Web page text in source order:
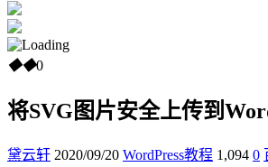
◆◆0
将SVG图片安全上传到
黛云轩 2020/09/20 WordPress教程 1,094 0